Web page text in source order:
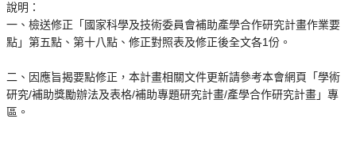
說明：
一、檢送修正「國家科學及技術委員會補助產學合作研究計畫作業要
點」第五點、第十八點、修正對照表及修正後全文各1份。
二、因應旨揭要點修正，本計畫相關文件更新請參考本會網頁「學術
研究/補助獎勵辦法及表格/補助專題研究計畫/產學合作研究計畫」專
區。